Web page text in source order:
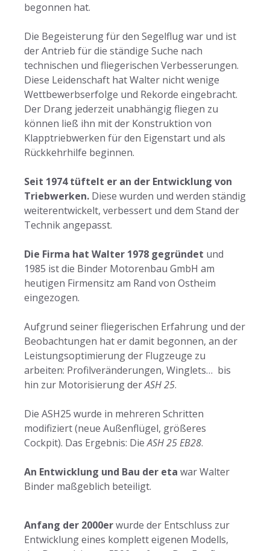
begonnen hat.
Die Begeisterung für den Segelflug war und ist
der Antrieb für die ständige Suche nach
technischen und fliegerischen Verbesserungen.
Diese Leidenschaft hat Walter nicht wenige
Wettbewerbserfolge und Rekorde eingebracht.
Der Drang jederzeit unabhängig fliegen zu
können ließ ihn mit der Konstruktion von
Klapptriebwerken für den Eigenstart und als
Rückkehrhilfe beginnen.
Seit 1974 tüftelt er an der Entwicklung von
Triebwerken. Diese wurden und werden ständig
weiterentwickelt, verbessert und dem Stand der
Technik angepasst.
Die Firma hat Walter 1978 gegründet und
1985 ist die Binder Motorenbau GmbH am
heutigen Firmensitz am Rand von Ostheim
eingezogen.
Aufgrund seiner fliegerischen Erfahrung und der
Beobachtungen hat er damit begonnen, an der
Leistungsoptimierung der Flugzeuge zu
arbeiten: Profilveränderungen, Winglets… bis
hin zur Motorisierung derASH 25.
Die ASH25 wurde in mehreren Schritten
modifiziert (neue Außenflügel, größeres
Cockpit). Das Ergebnis: DieASH 25 EB28.
An Entwicklung und Bau der eta war Walter
Binder maßgeblich beteiligt.
Anfang der 2000erwurde der Entschluss zur
Entwicklung eines komplett eigenen Modells,